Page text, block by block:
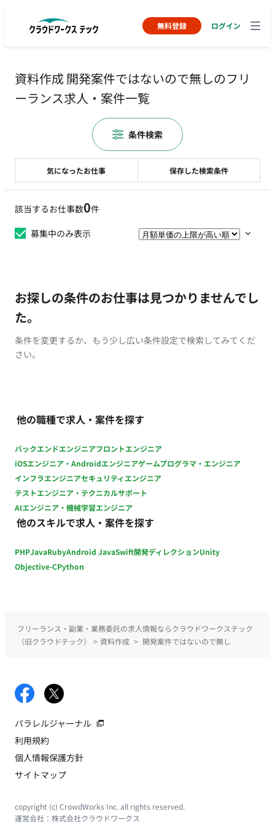
無料登録 ログイン
資料作成 開発案件ではないので無しのフリ
ーランス求人・案件一覧
該当するお仕事数0件
募集中のみ表示
お探しの条件のお仕事は見つかりませんでし
た。
条件を変更するか、もう少し広い条件設定で検索してみてくだ
さい。
他の職種で求人・案件を探す
バックエンドエンジニアフロントエンジニア
iOSエンジニア・Androidエンジニアゲームプログラマ・エンジニア
インフラエンジニアセキュリティエンジニア
テストエンジニア・テクニカルサポート
AIエンジニア・機械学習エンジニア
他のスキルで求人・案件を探す
PHPJavaRubyAndroid JavaSwift開発ディレクションUnity
Objective-CPython
気になったお仕事 保存した検索条件
条件検索
フリーランス・副業・業務委託の求人情報ならクラウドワークステック
（旧クラウドテック）
> 資料作成 > 開発案件ではないので無し
パラレルジャーナル
利用規約
個人情報保護方針
サイトマップ
copyright (c) CrowdWorks Inc. all rights reserved.
運営会社： 株式会社クラウドワークス